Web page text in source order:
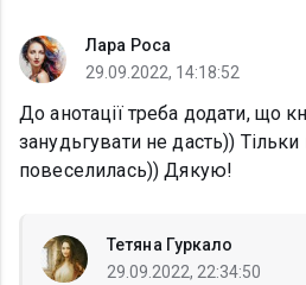
Лара Роса
29.09.2022, 14:18:52
До анотації треба додати, що
занудьгувати не дасть))
повеселилась)) Дякую!
Тетяна Гуркало
29.09.2022, 22:34:50